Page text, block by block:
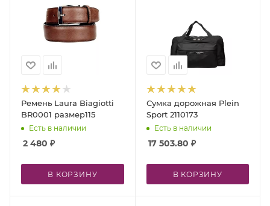
Ремень Laura Biagiotti
BR0001 размер115
Есть в наличии
2 480 ₽
В КОРЗИНУ
Сумка дорожная Plein
Sport 2110173
Есть в наличии
17 503.80 ₽
В КОРЗИНУ